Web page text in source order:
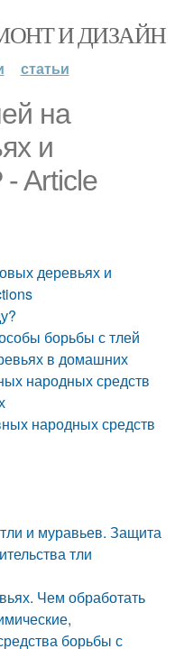
И ДИЗАЙН
статьи
на
и
- Article
деревьях и
борьбы с тлей
в домашних
народных средств
народных средств
и муравьев. Защита
тли
Чем обработать
борьбы с